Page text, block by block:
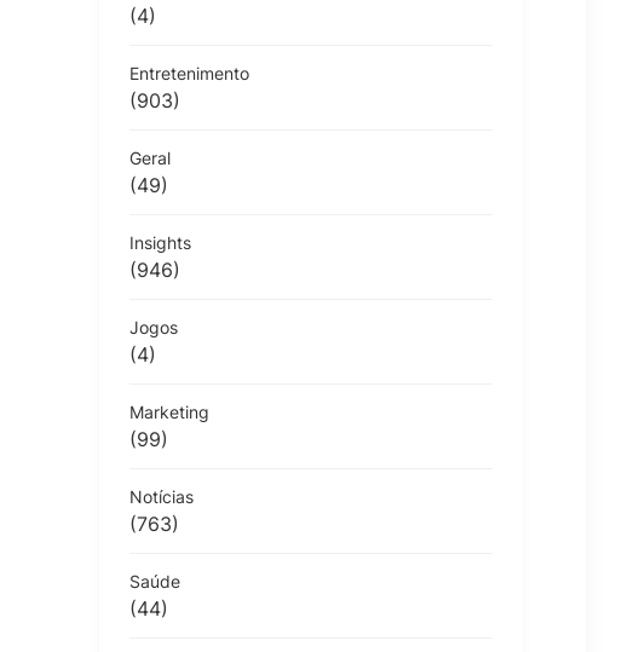
(4)
Entretenimento
(903)
Geral
(49)
Insights
(946)
Jogos
(4)
Marketing
(99)
Notícias
(763)
Saúde
(44)